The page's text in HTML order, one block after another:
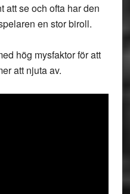
att se och ofta har den
en stor biroll.
hög mysfaktor för att
att njuta av.